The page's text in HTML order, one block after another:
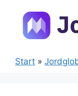
content
Start »